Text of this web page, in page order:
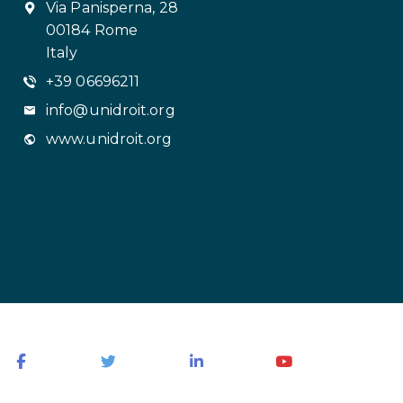
Via Panisperna, 28
00184 Rome
Italy
+39 06696211
info@unidroit.org
www.unidroit.org